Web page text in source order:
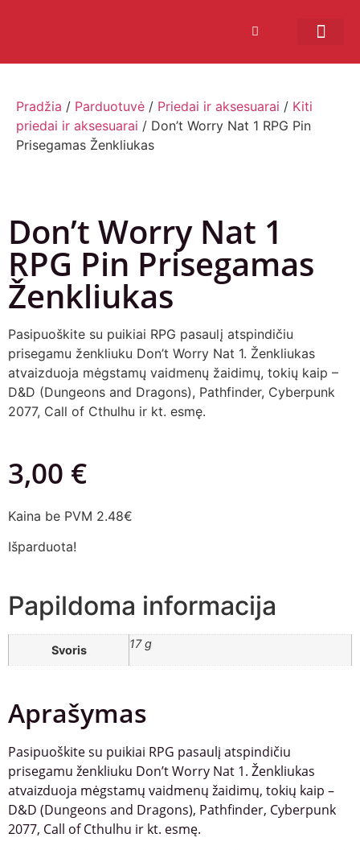
Pradžia / Parduotuvė / Priedai ir aksesuarai / Kiti
priedai ir aksesuarai / Don’t Worry Nat 1 RPG Pin
Prisegamas Ženkliukas
Don’t Worry Nat 1
RPG Pin Prisegamas
Ženkliukas
Pasipuoškite su puikiai RPG pasaulį atspindičiu
prisegamu ženkliuku Don’t Worry Nat 1. Ženkliukas
atvaizduoja mėgstamų vaidmenų žaidimų, tokių kaip –
D&D (Dungeons and Dragons), Pathfinder, Cyberpunk
2077, Call of Cthulhu ir kt. esmę.
3,00 €
Kaina be PVM 2.48€
Išparduota!
Papildoma informacija
Svoris 17 g
Aprašymas
Pasipuoškite su puikiai RPG pasaulį atspindičiu
prisegamu ženkliuku Don’t Worry Nat 1. Ženkliukas
atvaizduoja mėgstamų vaidmenų žaidimų, tokių kaip –
D&D (Dungeons and Dragons), Pathfinder, Cyberpunk
2077, Call of Cthulhu ir kt. esmę.